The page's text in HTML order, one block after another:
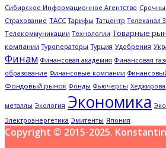
Сибирское Информационное Агентство
Страхование ТАСС Тарифы Татцентр Телеканал
Телекоммуникации Технологии Товарные
компании Туроператоры Турция Удобрения
Финам Финансовая академия Финансовая
образование Финансовые компании
Фондовый рынок Фонды Фьючерсы
металлы Экология Экономика
Электроэнергетика Эмитенты Япония
Copyright © 2015-2025.